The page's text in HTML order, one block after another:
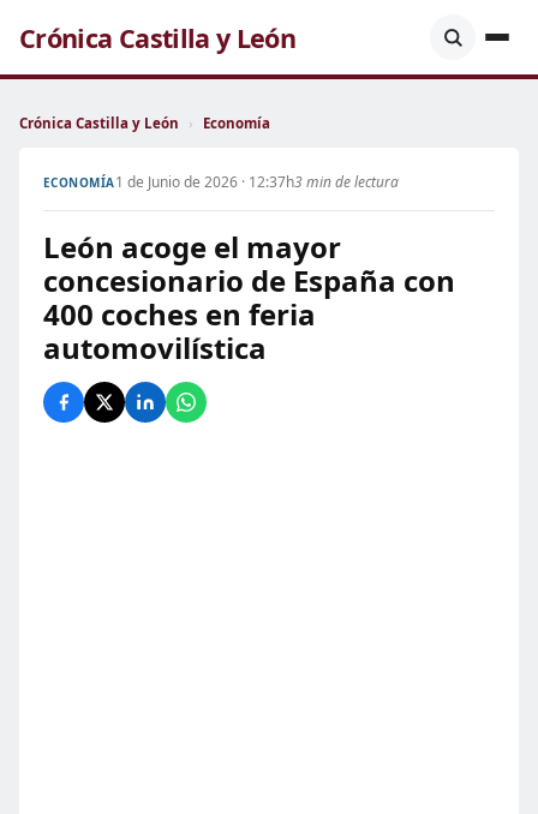
Crónica Castilla y León
Crónica Castilla y León › Economía
ECONOMÍA1 de Junio de 2026 · 12:37h3 min de lectura
León acoge el mayor
concesionario de España con
400 coches en feria
automovilística